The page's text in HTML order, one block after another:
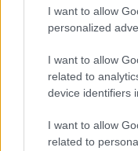
I want to allow
personalized
I want to allow
related to
device identifiers
I want to allow
related to
Ελλάδος” των
πέντε
Σεισμός στην